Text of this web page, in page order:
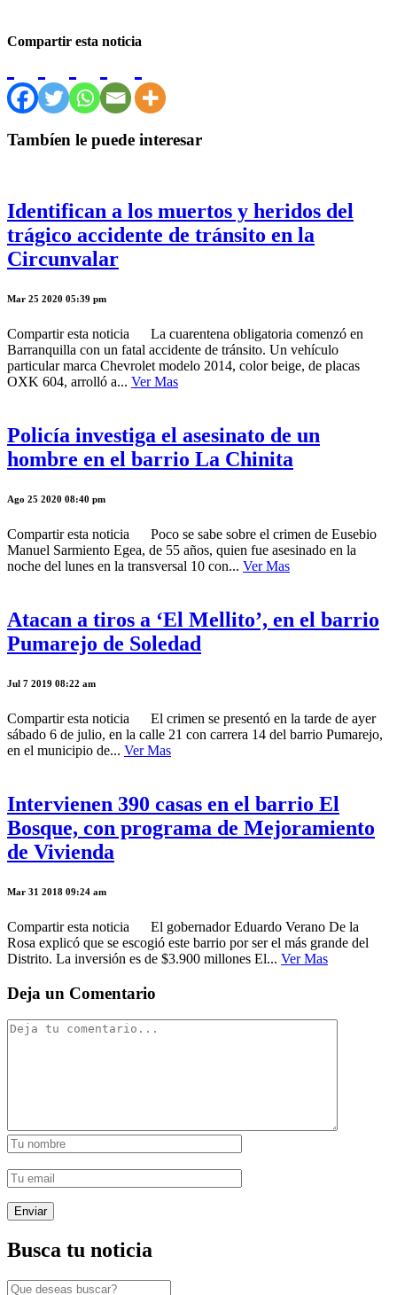
Compartir esta noticia
Tambíen le puede interesar
Identifican a los muertos y heridos del
trágico accidente de tránsito en la
Circunvalar
Mar 25 2020 05:39 pm
Compartir esta noticia La cuarentena obligatoria comenzó en
Barranquilla con un fatal accidente de tránsito. Un vehículo
particular marca Chevrolet modelo 2014, color beige, de placas
OXK 604, arrolló a... Ver Mas
Policía investiga el asesinato de un
hombre en el barrio La Chinita
Ago 25 2020 08:40 pm
Compartir esta noticia Poco se sabe sobre el crimen de Eusebio
Manuel Sarmiento Egea, de 55 años, quien fue asesinado en la
noche del lunes en la transversal 10 con... Ver Mas
Atacan a tiros a ‘El Mellito’, en el barrio
Pumarejo de Soledad
Jul 7 2019 08:22 am
Compartir esta noticia El crimen se presentó en la tarde de ayer
sábado 6 de julio, en la calle 21 con carrera 14 del barrio Pumarejo,
en el municipio de... Ver Mas
Intervienen 390 casas en el barrio El
Bosque, con programa de Mejoramiento
de Vivienda
Mar 31 2018 09:24 am
Compartir esta noticia El gobernador Eduardo Verano De la
Rosa explicó que se escogió este barrio por ser el más grande del
Distrito. La inversión es de $3.900 millones El... Ver Mas
Deja un Comentario
Busca tu noticia